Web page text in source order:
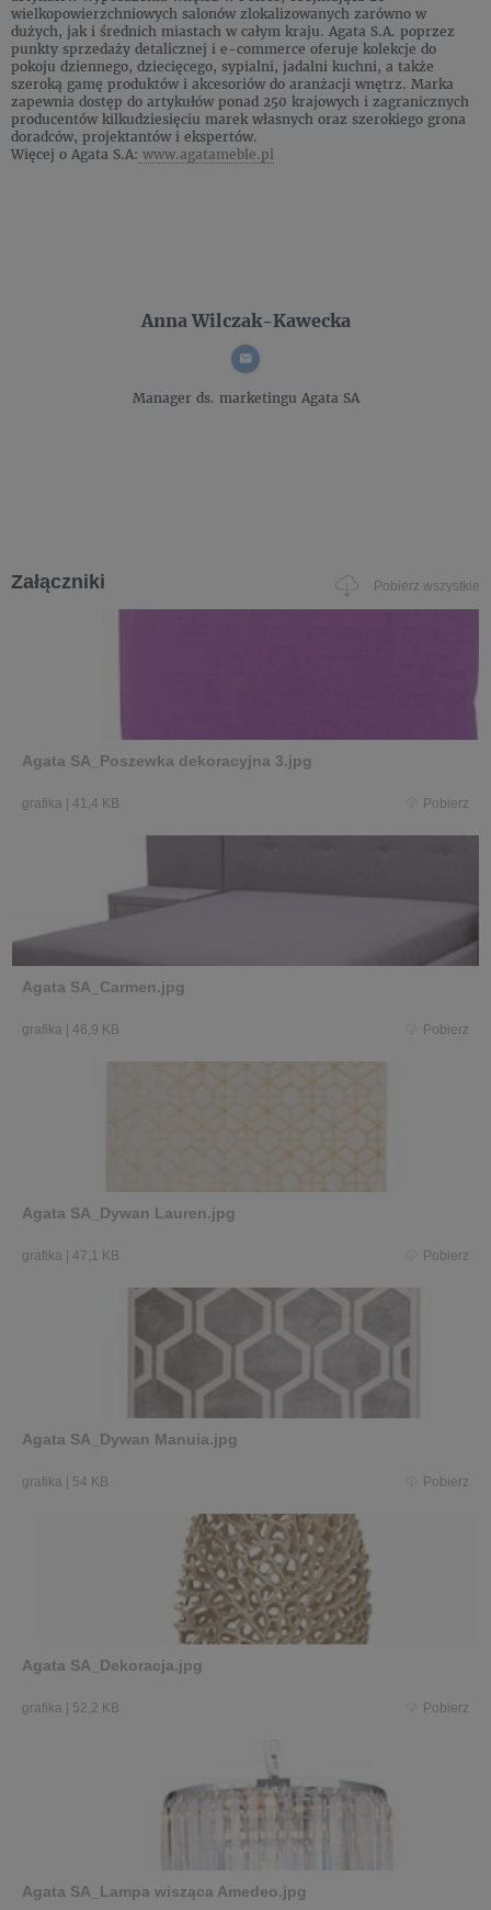
wielkopowierzchniowych salonów zlokalizowanych zarówno w
dużych, jak i średnich miastach w całym kraju. Agata S.A. poprzez
punkty sprzedaży detalicznej i e-commerce oferuje kolekcje do
pokoju dziennego, dziecięcego, sypialni, jadalni kuchni, a także
szeroką gamę produktów i akcesoriów do aranżacji wnętrz. Marka
zapewnia dostęp do artykułów ponad 250 krajowych i zagranicznych
producentów kilkudziesięciu marek własnych oraz szerokiego grona
doradców, projektantów i ekspertów.
Więcej o Agata S.A: www.agatameble.pl
Anna Wilczak-Kawecka
Manager ds. marketingu Agata SA
Załączniki Pobierz wszystkie
Agata SA_Poszewka dekoracyjna 3.jpg
grafika | 41,4 KB Pobierz
Agata SA_Carmen.jpg
grafika | 46,9 KB Pobierz
Agata SA_Dywan Lauren.jpg
grafika | 47,1 KB Pobierz
Agata SA_Dywan Manuia.jpg
grafika | 54 KB Pobierz
Agata SA_Dekoracja.jpg
grafika | 52,2 KB Pobierz
Agata SA_Lampa wisząca Amedeo.jpg